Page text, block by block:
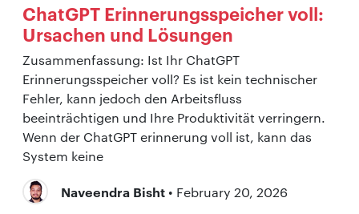
ChatGPT Erinnerungsspeicher voll:
Ursachen und Lösungen
Zusammenfassung: Ist Ihr ChatGPT
Erinnerungsspeicher voll? Es ist kein technischer
Fehler, kann jedoch den Arbeitsfluss
beeinträchtigen und Ihre Produktivität verringern.
Wenn der ChatGPT erinnerung voll ist, kann das
System keine
Naveendra Bisht • February 20, 2026